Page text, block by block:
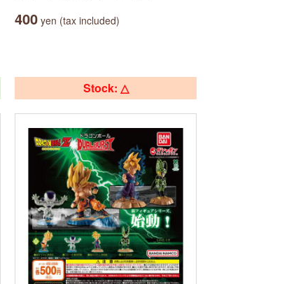
400 yen (tax included)
Stock: △